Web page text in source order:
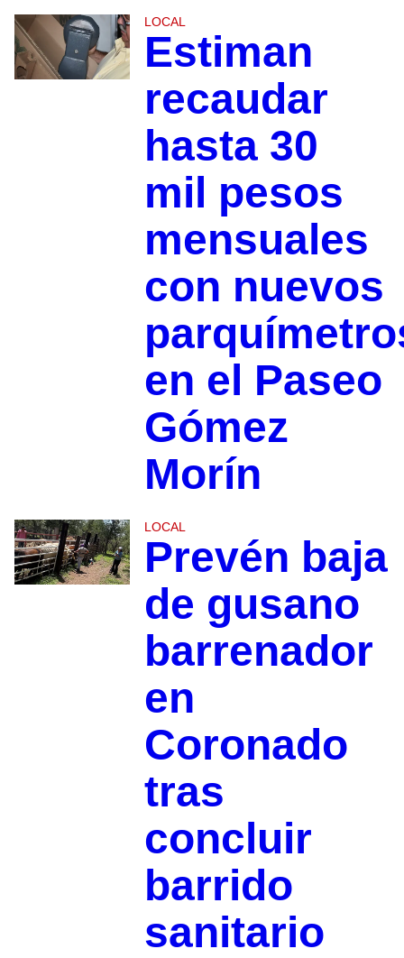
LOCAL
Estiman
recaudar
hasta 30
mil pesos
mensuales
con nuevos
en el Paseo
Gómez
Morín
LOCAL
Prevén baja
de gusano
barrenador
en
Coronado
tras
concluir
barrido
sanitario